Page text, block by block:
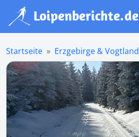
Startseite Erzgebirge & Vogtland